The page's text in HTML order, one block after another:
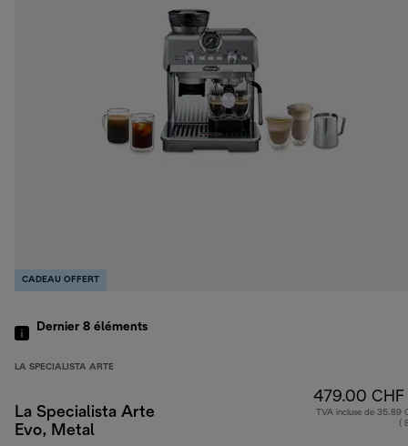
CADEAU OFFERT
Dernier 8 éléments
LA SPECIALISTA ARTE
La Specialista Arte
Evo, Metal
479.00 CHF
TVA incluse de 35.89
(